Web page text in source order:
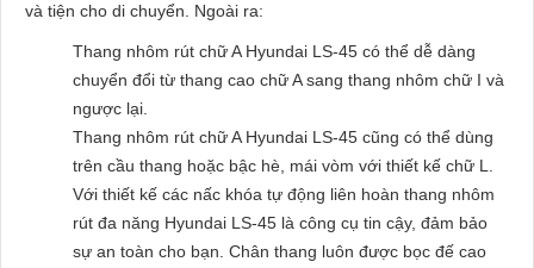
và tiện cho di chuyển. Ngoài ra:
Thang nhôm rút chữ A Hyundai LS-45 có thể dễ dàng
chuyển đổi từ thang cao chữ A sang thang nhôm chữ I và
ngược lại.
Thang nhôm rút chữ A Hyundai LS-45 cũng có thể dùng
trên cầu thang hoặc bậc hè, mái vòm với thiết kế chữ L.
Với thiết kế các nấc khóa tự động liên hoàn thang nhôm
rút đa năng Hyundai LS-45 là công cụ tin cậy, đảm bảo
sự an toàn cho bạn. Chân thang luôn được bọc đế cao